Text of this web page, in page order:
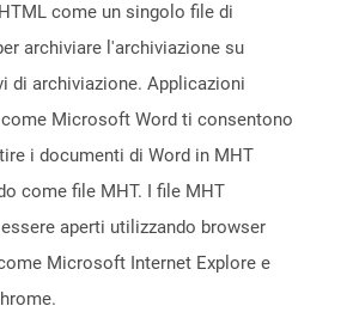
come un singolo file di
archiviare l'archiviazione su
di archiviazione. Applicazioni
Microsoft Word ti consentono
i documenti di Word in MHT
come file MHT. I file MHT
aperti utilizzando browser
Microsoft Internet Explore e